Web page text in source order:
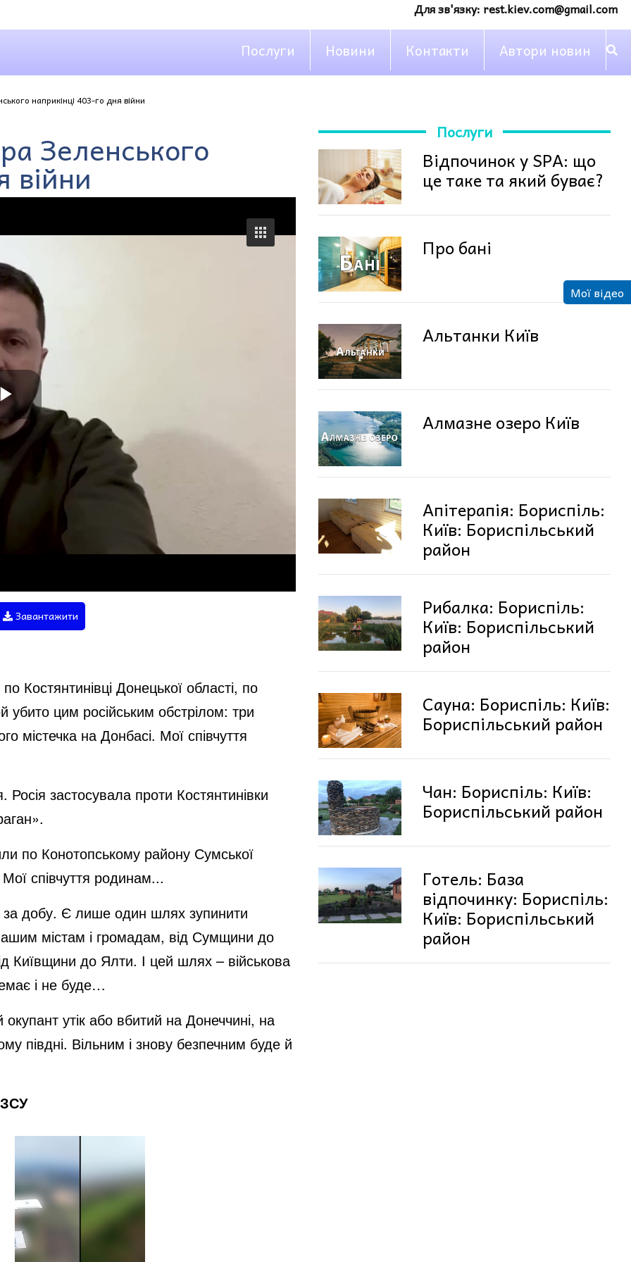
Для зв'язку: rest.kiev.com@gmail.com
Послуги Новини Контакти Автори новин
наприкінці 403-го дня війни
Зеленського
війни
Завантажити
Костянтинівці Донецької області, по
цим російським обстрілом: три
містечка на Донбасі. Мої співчуття
застосувала проти Костянтинівки
по Конотопському району Сумської
співчуття родинам...
за добу. Є лише один шлях зупинити
містам і громадам, від Сумщини до
Київщини до Ялти. І цей шлях – військова
і не буде…
утік або вбитий на Донеччині, на
півдні. Вільним і знову безпечним буде й
Послуги
Відпочинок у SPA: що
це таке та який буває?
Про бані
Альтанки Київ
Алмазне озеро Київ
Апітерапія: Бориспіль:
Київ: Бориспільський
район
Рибалка: Бориспіль:
Київ: Бориспільський
район
Сауна: Бориспіль: Київ:
Бориспільський район
Чан: Бориспіль: Київ:
Бориспільський район
Готель: База
відпочинку: Бориспіль:
Київ: Бориспільський
район
Мої відео